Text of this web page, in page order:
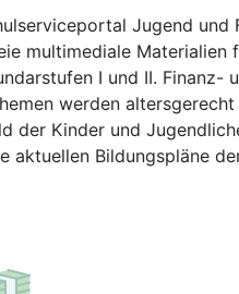
Jugend und
multimediale Materialien
I und II. Finanz-
werden altersgerecht
der Kinder und
aktuellen Bildungspläne